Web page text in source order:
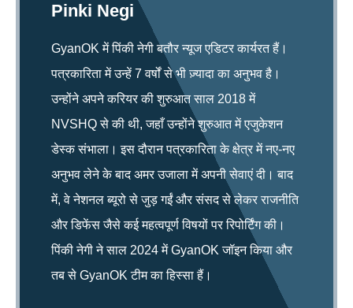
Pinki Negi
GyanOK में पिंकी नेगी बतौर न्यूज एडिटर कार्यरत हैं।
पत्रकारिता में उन्हें 7 वर्षों से भी ज़्यादा का अनुभव है।
उन्होंने अपने करियर की शुरुआत साल 2018 में
NVSHQ से की थी, जहाँ उन्होंने शुरुआत में एजुकेशन
डेस्क संभाला। इस दौरान पत्रकारिता के क्षेत्र में नए-नए
अनुभव लेने के बाद अमर उजाला में अपनी सेवाएं दी। बाद
में, वे नेशनल ब्यूरो से जुड़ गईं और संसद से लेकर राजनीति
और डिफेंस जैसे कई महत्वपूर्ण विषयों पर रिपोर्टिंग की।
पिंकी नेगी ने साल 2024 में GyanOK जॉइन किया और
तब से GyanOK टीम का हिस्सा हैं।